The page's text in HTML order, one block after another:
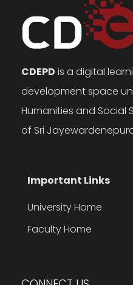
CDEPD is a digital
development space
Humanities and Social
of Sri
Important Links
University Home
Faculty Home